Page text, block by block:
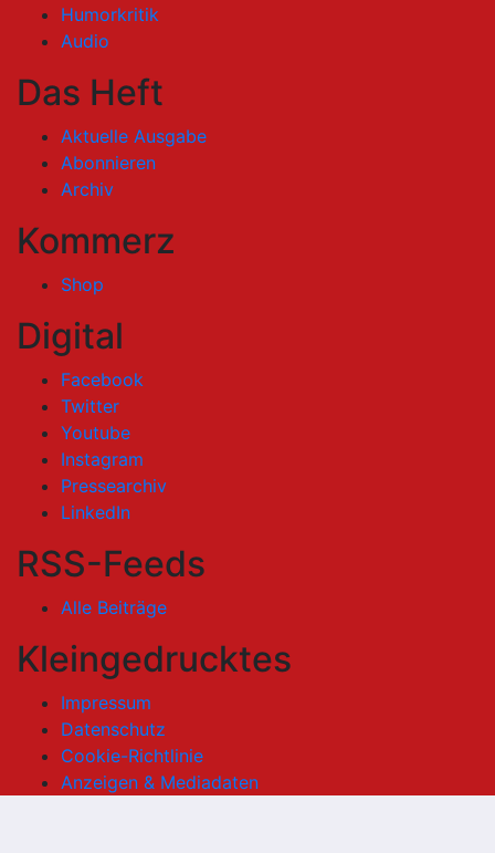
Humorkritik
Audio
Das Heft
Aktuelle Ausgabe
Abonnieren
Archiv
Kommerz
Shop
Digital
Facebook
Twitter
Youtube
Instagram
Pressearchiv
LinkedIn
RSS-Feeds
Alle Beiträge
Kleingedrucktes
Impressum
Datenschutz
Cookie-Richtlinie
Anzeigen & Mediadaten